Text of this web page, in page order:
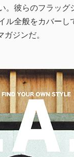
彼らのフラッ
全般をカバー
ジンだ。